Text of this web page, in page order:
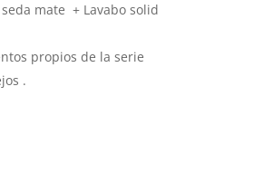
mate + Lavabo solid
propios de la serie
.